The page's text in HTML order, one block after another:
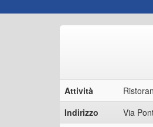
Attività
Indirizzo
Via